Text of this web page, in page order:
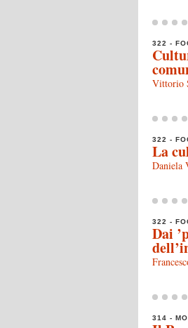
322 -
Vittorio
322 -
La
Daniela
322 -
Dai
314 -